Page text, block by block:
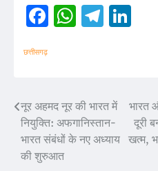
Facebook
छत्तीसगढ़
Post
navigation
नूर अहमद नूर की भारत में
नियुक्ति: अफगानिस्तान-
भारत संबंधों के नए अध्याय
की शुरुआत
भारत
दूरी
खत्म,